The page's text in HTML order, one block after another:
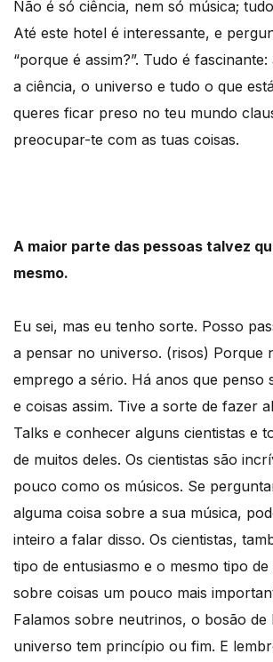
Não é só ciência, nem só música;
Até este hotel é interessante, e
“porque é assim?”. Tudo é
a ciência, o universo e tudo o que
queres ficar preso no teu mundo
preocupar-te com as tuas coisas.
A maior parte das pessoas talvez
mesmo.
Eu sei, mas eu tenho sorte. Posso
a pensar no universo. (risos) Porque
emprego a sério. Há anos que penso
e coisas assim. Tive a sorte de fazer
Talks e conhecer alguns cientistas e
de muitos deles. Os cientistas são
pouco como os músicos. Se
alguma coisa sobre a sua música,
inteiro a falar disso. Os cientistas,
tipo de entusiasmo e o mesmo tipo
sobre coisas um pouco mais
Falamos sobre neutrinos, o bosão de
universo tem princípio ou fim. E